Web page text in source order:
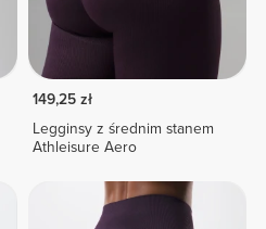
149,25 zł
Legginsy z średnim stanem
Athleisure Aero